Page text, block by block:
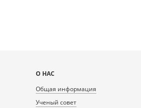
Карта
сайта
О НАС
Общая информация
Ученый совет